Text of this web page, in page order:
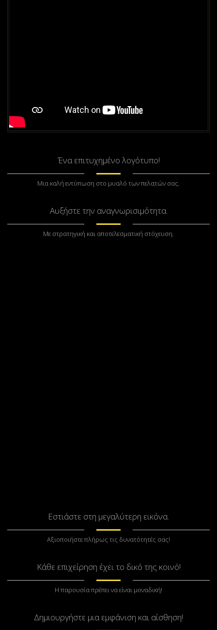
Ένα επιτυχημένο λογότυπο!
Μια καλή εντύπωση στο μυαλό των πελατών σας.
Αυξήστε την αναγνωρισιμότητα.
Με στρατηγική και αποτελεσματική στόχευση.
Εστιάστε στη μεγαλύτερη εικόνα.
Αξιοποιήστε πλήρως τις δυνατότητές σας!
Κάθε επιχείρηση έχει το δικό της κοινό!
Η παρουσία πρέπει να είναι μοναδική!
Δημιουργήστε μια εμφάνιση και αίσθηση!